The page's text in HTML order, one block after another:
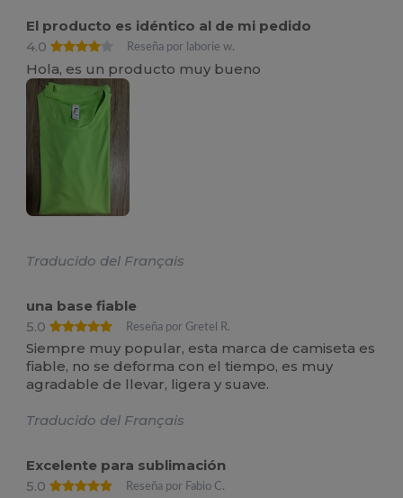
El producto es idéntico al de mi pedido
4.0
Reseña por laborie w.
Hola, es un producto muy bueno
Traducido del Français
una base fiable
5.0
Reseña por Gretel R.
Siempre muy popular, esta marca de camiseta es
fiable, no se deforma con el tiempo, es muy
agradable de llevar, ligera y suave.
Traducido del Français
Excelente para sublimación
5.0
Reseña por Fabio C.